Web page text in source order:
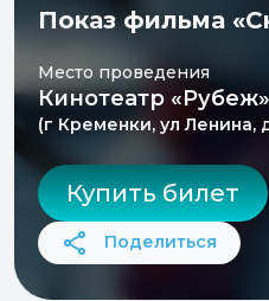
Показ фильма
Место проведения
Кинотеатр «Рубеж»
(г Кременки, ул Ленина,
Купить билет
Поделиться